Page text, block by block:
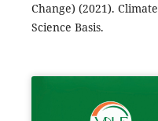
Change) (2021).
Science Basis.